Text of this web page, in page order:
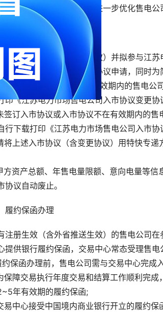
下简称交易中心）即日起进一步优化售电
入市协议签订
注册生效（含外省推送生效）并拟参与江
化受理售电公司签订入市协议申请，同时
签订入市协议且该协议在有效期内的售电
印《江苏电力市场售电公司入市协议变更
签订入市协议或入市协议不在有效期内的
行下载打印《江苏电力市场售电公司入市
将上述入市协议（含变更协议）用特快专
方资产总额、年售电量限额、意向电量等
协议自动废止。
履约保函办理
注册生效（含外省推送生效）的售电公司
提供银行履约保函，交易中心常态受理售
约保函办理前，售电公司需与交易中心完
保障交易执行年度交易和结算工作顺利完
年有效期的履约保函;
易中心接受中国境内商业银行开立的履约